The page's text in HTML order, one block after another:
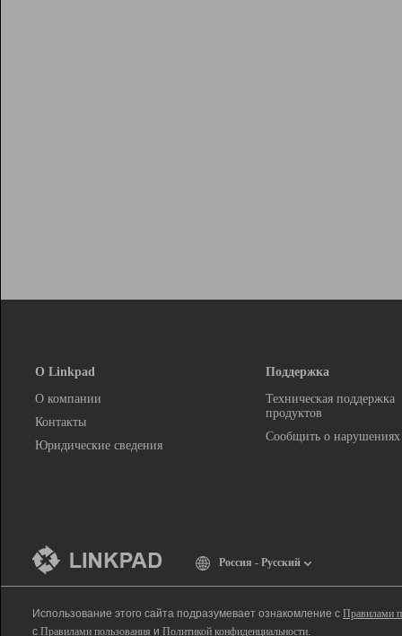
О Linkpad
О компании
Контакты
Юридические сведения
Поддержка
Техническая поддержка
продуктов
Сообщить о нарушениях
Россия - Русский
Использование этого сайта подразумевает ознакомление с Правилами
с Правилами пользования и Политикой конфиденциальности.